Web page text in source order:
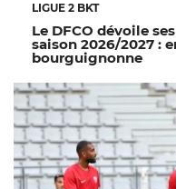
LIGUE 2 BKT
Le DFCO dévoile
saison 2026/2027 :
bourguignonne